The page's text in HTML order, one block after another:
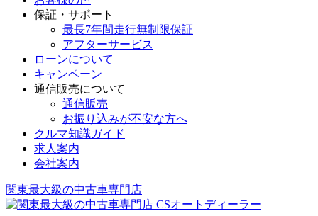
保証・サポート
最長7年間走行無制限保証
アフターサービス
ローンについて
キャンペーン
通信販売について
通信販売
お振り込みが不安な方へ
クルマ知識ガイド
求人案内
会社案内
関東最大級の中古車専門店